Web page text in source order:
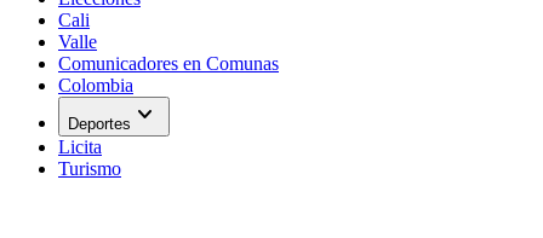
Cali
Valle
Comunicadores en Comunas
Colombia
Deportes expand_more
Licita
Turismo